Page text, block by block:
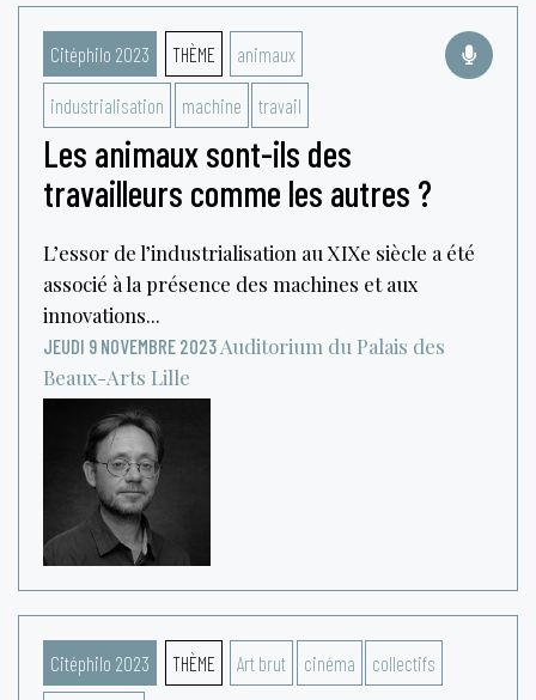
Citéphilo 2023 THÈME animaux
industrialisation machine travail
Les animaux sont-ils des
travailleurs comme les autres ?
L’essor de l’industrialisation au XIXe siècle a été
associé à la présence des machines et aux
innovations...
JEUDI 9 NOVEMBRE 2023 Auditorium du Palais des
Beaux-Arts Lille
Citéphilo 2023 THÈME Art brut cinéma collectifs